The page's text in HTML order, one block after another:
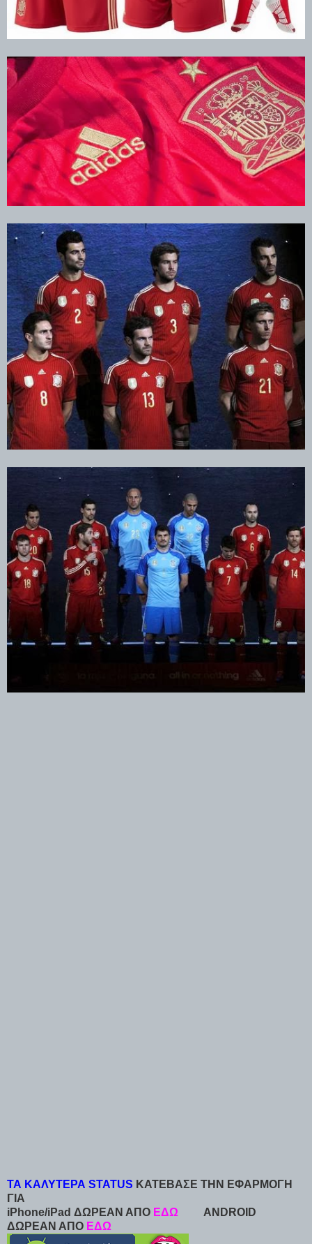
ΤΑ ΚΑΛΥΤΕΡΑ STATUS ΚΑΤΕΒΑΣΕ ΤΗΝ ΕΦΑΡΜΟΓΗ
ΓΙΑ
iPhone/iPad ΔΩΡΕΑΝ ΑΠΟ ΕΔΩ
ANDROID
ΔΩΡΕΑΝ ΑΠΟ ΕΔΩ